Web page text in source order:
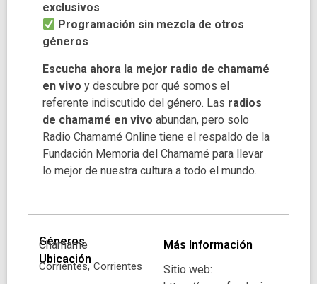
exclusivos
Programación sin mezcla de otros
géneros
Escucha ahora la mejor radio de chamamé
en vivo y descubre por qué somos el
referente indiscutido del género. Las radios
de chamamé en vivo abundan, pero solo
Radio Chamamé Online tiene el respaldo de la
Fundación Memoria del Chamamé para llevar
lo mejor de nuestra cultura a todo el mundo.
Géneros
Chamame
Ubicación
Corrientes, Corrientes
Más Información
Sitio web: